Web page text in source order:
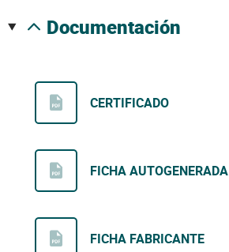
documentación
CERTIFICADO
FICHA AUTOGENERADA
FICHA FABRICANTE